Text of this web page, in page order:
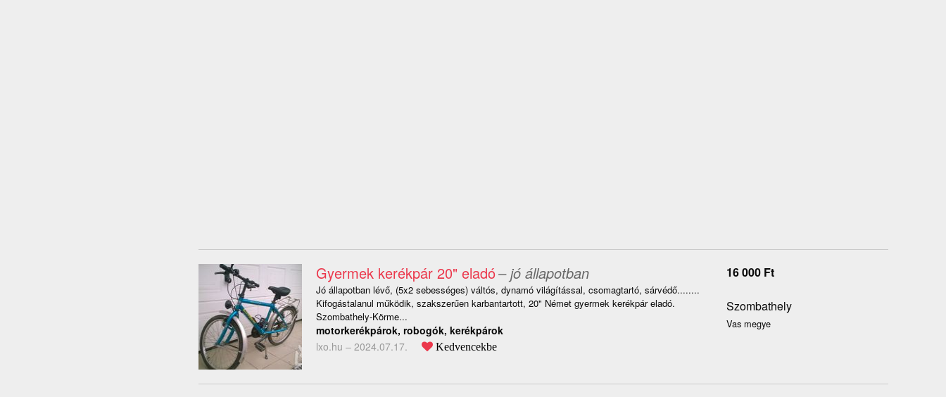
Gyermek kerékpár 20" eladó– jó állapotban
Jó állapotban lévő, (5x2 sebességes) váltós, dynamó világítással, csomagtartó, sárvédő........
Kifogástalanul működik, szakszerűen karbantartott, 20" Német gyermek kerékpár eladó.
Szombathely-Körme...
motorkerékpárok, robogók, kerékpárok
lxo.hu – 2024.07.17. Kedvencekbe
16 000 Ft
Szombathely
Vas megye